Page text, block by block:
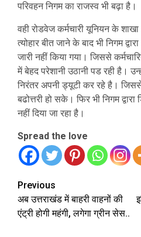
परिवहन निगम का राजस्व भी बढ़ा है।
वही रोडवेज कर्मचारी यूनियन के
त्योहार बीत जाने के बाद भी निगम
जारी नहीं किया गया। जिससे
में बेहद परेशानी उठानी पड रही है।
निरंतर अपनी ड्यूटी कर रहे है।
बढोत्तरी हो सके। फिर भी निगम
नहीं दिया जा रहा है।
Spread the love
Continue
Reading
Previous
अब उत्तराखंड में बाहरी वाहनों की
एंट्री होगी महंगी, लगेगा ग्रीन सेस..